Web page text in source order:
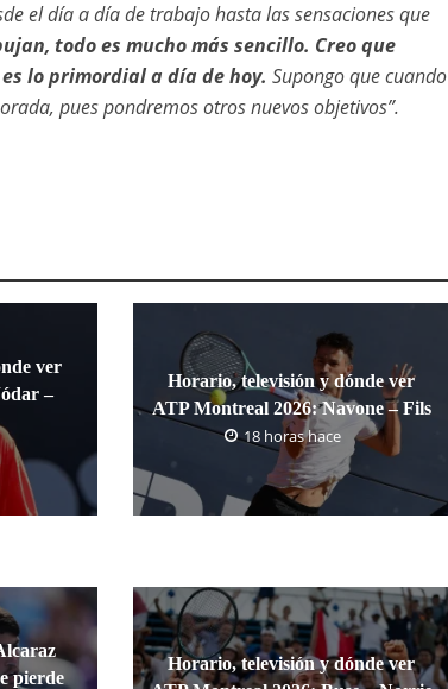
el día a día de trabajo hasta las sensaciones que
todo es mucho más sencillo. Creo que
lo primordial a día de hoy. Supongo que cuando
pues pondremos otros nuevos objetivos”.
ver
–
Horario, televisión y dónde ver
ATP Montreal 2026: Navone – Fils
18 horas hace
pierde
Horario, televisión y dónde ver